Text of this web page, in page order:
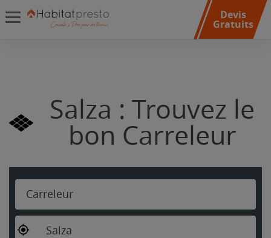
Devis
Gratuits
Salza : Trouvez le
bon Carreleur
Carreleur
Salza